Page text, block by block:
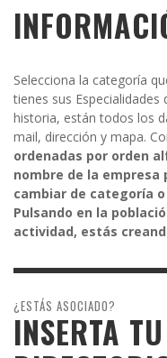
Selecciona la categoría
tienes sus
historia, están todos los
mail, dirección y mapa.
ordenadas por orden
nombre de la
cambiar de categoría
Pulsando en la
actividad, estás
¿ESTÁS ASOCIADO?
INSERTA